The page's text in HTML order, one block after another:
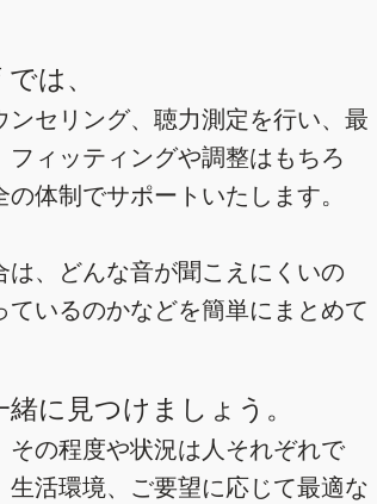
は、
セリング、聴力測定を行い、最
ィッティングや調整はもちろ
体制でサポートいたします。
、どんな音が聞こえにくいの
いるのかなどを簡単にまとめて
に見つけましょう。
その程度や状況は人それぞれで
活環境、ご要望に応じて最適な